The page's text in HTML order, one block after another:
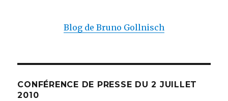
Blog de Bruno Gollnisch
CONFÉRENCE DE PRESSE DU 2 JUILLET
2010